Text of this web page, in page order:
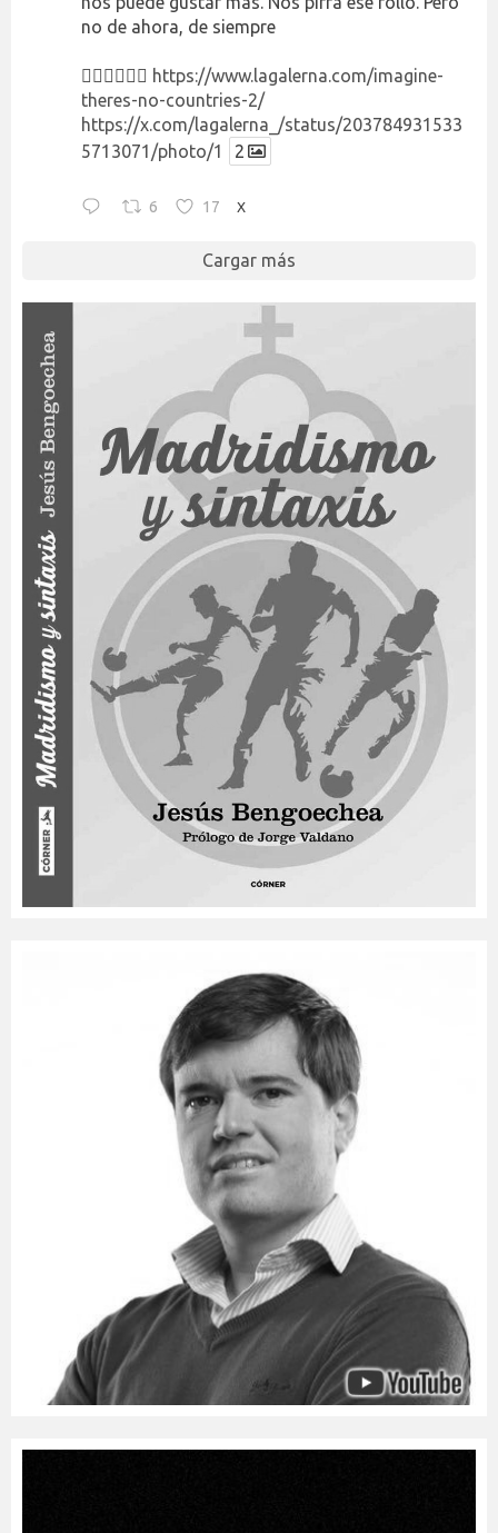
no de ahora, de siempre
👉🏻👉🏻👉🏻 https://www.lagalerna.com/imagine-
theres-no-countries-2/
https://x.com/lagalerna_/status/203784931533
5713071/photo/1
2
6 17 X
Cargar más